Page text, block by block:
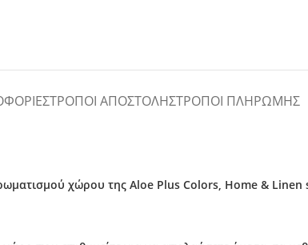
ΤΡΌΠΟΙ ΑΠΟΣΤΟΛΉΣΤΡΌΠΟΙ ΠΛΗΡΩΜΉΣ
χώρου της Aloe Plus Colors, Home & Linen